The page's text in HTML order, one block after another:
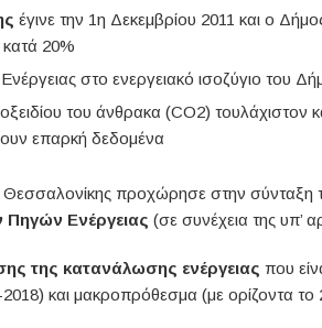
έγινε την 1η Δεκεμβρίου 2011 και ο
κατά 20%
στο ενεργειακό ισοζύγιο του
του άνθρακα (CO2) τουλάχιστον
επαρκή δεδομένα
προχώρησε στην σύνταξη
Ενέργειας (σε συνέχεια της υπ’
της κατανάλωσης ενέργειας που
και μακροπρόθεσμα (με ορίζοντα το